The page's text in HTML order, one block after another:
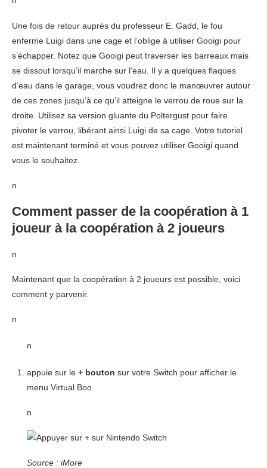
Une fois de retour auprès du professeur E. Gadd, le fou
enferme Luigi dans une cage et l’oblige à utiliser Gooigi pour
s’échapper. Notez que Gooigi peut traverser les barreaux mais
se dissout lorsqu’il marche sur l’eau. Il y a quelques flaques
d’eau dans le garage, vous voudrez donc le manœuvrer autour
de ces zones jusqu’à ce qu’il atteigne le verrou de roue sur la
droite. Utilisez sa version gluante du Poltergust pour faire
pivoter le verrou, libérant ainsi Luigi de sa cage. Votre tutoriel
est maintenant terminé et vous pouvez utiliser Gooigi quand
vous le souhaitez.
n
Comment passer de la coopération à 1
joueur à la coopération à 2 joueurs
n
Maintenant que la coopération à 2 joueurs est possible, voici
comment y parvenir.
n
n
appuie sur le + bouton sur votre Switch pour afficher le
menu Virtual Boo.
n
Source : iMore